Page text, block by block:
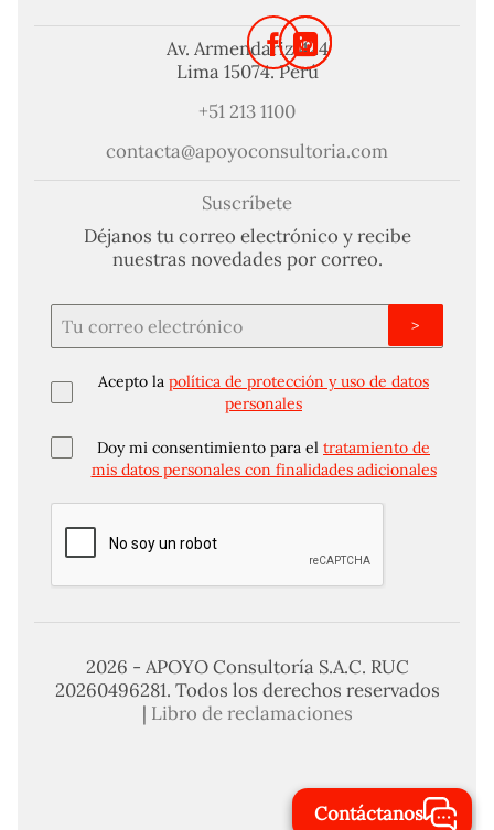
Contáctanos
Av. Armendariz 424
Lima 15074. Perú
+51 213 1100
contacta@apoyoconsultoria.com
Suscríbete
Déjanos tu correo electrónico y recibe
nuestras novedades por correo.
Acepto la política de protección y uso de datos
personales
Doy mi consentimiento para el tratamiento de
mis datos personales con finalidades adicionales
>
2026 - APOYO Consultoría S.A.C. RUC
20260496281. Todos los derechos reservados
| Libro de reclamaciones